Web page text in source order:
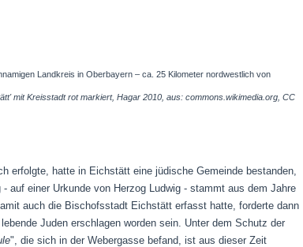
Landkreis in Oberbayern – ca. 25 Kilometer nordwestlich von
mit Kreisstadt rot markiert, Hagar 2010, aus: commons.wikimedia.org, CC
erfolgte, hatte in Eichstätt eine jüdische Gemeinde bestanden,
einer Urkunde von Herzog Ludwig - stammt aus dem Jahre
auch die Bischofsstadt Eichstätt erfasst hatte, forderte dann
Juden erschlagen worden sein. Unter dem Schutz der
", die sich in der Webergasse befand, ist aus dieser Zeit